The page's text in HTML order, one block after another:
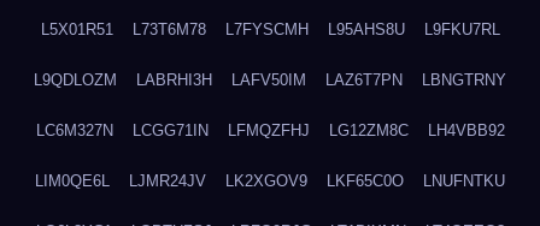
L5X01R51 L73T6M78 L7FYSCMH L95AHS8U L9FKU7RL
L9QDLOZM LABRHI3H LAFV50IM LAZ6T7PN LBNGTRNY
LC6M327N LCGG71IN LFMQZFHJ LG12ZM8C LH4VBB92
LIM0QE6L LJMR24JV LK2XGOV9 LKF65C0O LNUFNTKU